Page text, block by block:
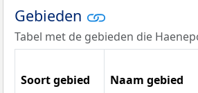
Gebieden
Tabel met de gebieden die
Soort gebied Naam gebied